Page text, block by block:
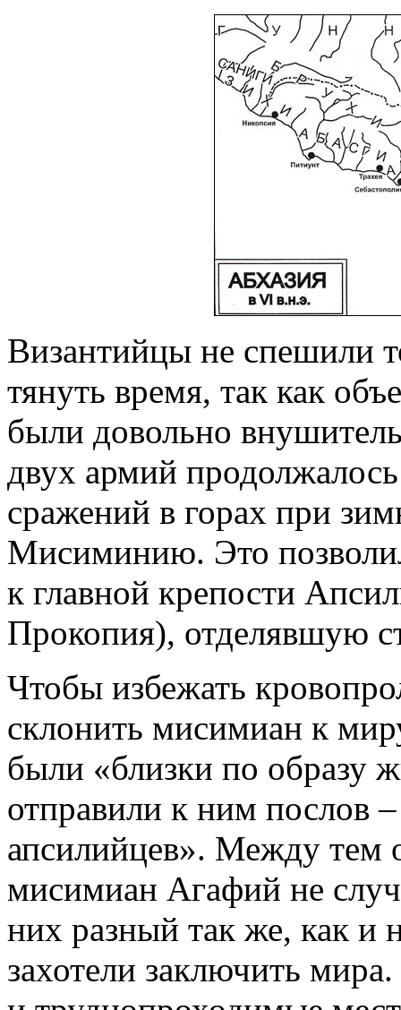
Византийцы не спешили
тянуть время, так как
были довольно
двух армий
сражений в горах при
Мисиминию. Это
к главной крепости
Прокопия), отделявшую
Чтобы избежать
склонить мисимиан к
были «близки по образу
отправили к ним послов
апсилийцев». Между тем
мисимиан Агафий не
них разный так же, как
захотели заключить